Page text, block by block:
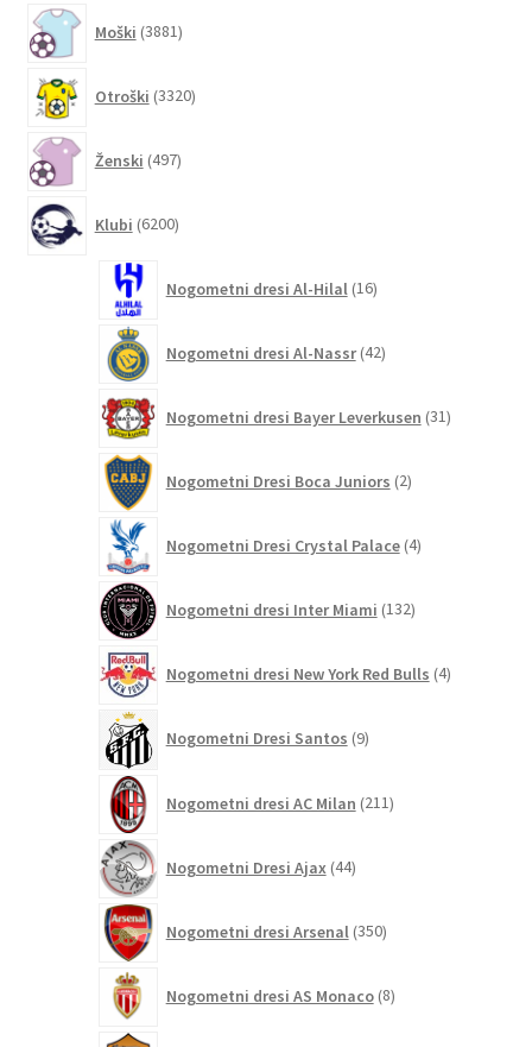
Moški 3881izdelkov
Otroški 3320izdelkov
Ženski 497izdelkov
Klubi 6200izdelkov
Nogometni dresi Al-Hilal 16izdelkov
Nogometni dresi Al-Nassr 42izdelkov
Nogometni dresi Bayer Leverkusen 31izdelkov
Nogometni Dresi Boca Juniors 2izdelka
Nogometni Dresi Crystal Palace 4izdelki
Nogometni dresi Inter Miami 132izdelkov
Nogometni dresi New York Red Bulls 4izdelki
Nogometni Dresi Santos 9izdelkov
Nogometni dresi AC Milan 211izdelkov
Nogometni Dresi Ajax 44izdelkov
Nogometni dresi Arsenal 350izdelkov
Nogometni dresi AS Monaco 8izdelkov